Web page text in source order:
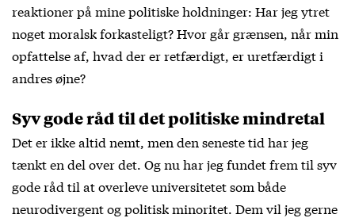
reaktioner på mine politiske holdninger: Har jeg ytret
noget moralsk forkasteligt? Hvor går grænsen, når min
opfattelse af, hvad der er retfærdigt, er uretfærdigt i
andres øjne?
Syv gode råd til det politiske mindretal
Det er ikke altid nemt, men den seneste tid har jeg
tænkt en del over det. Og nu har jeg fundet frem til syv
gode råd til at overleve universitetet som både
neurodivergent og politisk minoritet. Dem vil jeg gerne